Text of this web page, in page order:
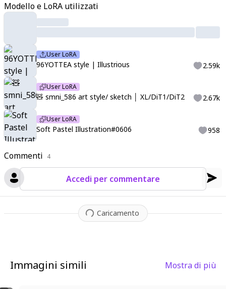
Commenti 4
Accedi per commentare
Caricamento
tel colors minimal outlines
ethereal lighting
ght colors, soft focus, shiny skin, glossy lips, aegyo sal, water
color
white background
s, aesthetic style#0606 sparkle , soft coloring
Modello e LoRA utilizzati
User LoRA
96YOTTEA style | Illustrious 2.59k
User LoRA
🧸 smni_586 art style/ sketch │ XL/DiT1/DiT2 2.67k
User LoRA
Soft Pastel Illustration#0606 958
Immagini simili Mostra di più